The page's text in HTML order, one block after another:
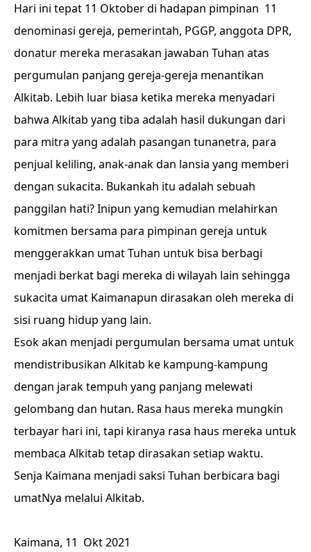
Hari ini tepat 11 Oktober di hadapan pimpinan 11
denominasi gereja, pemerintah, PGGP, anggota DPR,
donatur mereka merasakan jawaban Tuhan atas
pergumulan panjang gereja-gereja menantikan
Alkitab. Lebih luar biasa ketika mereka menyadari
bahwa Alkitab yang tiba adalah hasil dukungan dari
para mitra yang adalah pasangan tunanetra, para
penjual keliling, anak-anak dan lansia yang memberi
dengan sukacita. Bukankah itu adalah sebuah
panggilan hati? Inipun yang kemudian melahirkan
komitmen bersama para pimpinan gereja untuk
menggerakkan umat Tuhan untuk bisa berbagi
menjadi berkat bagi mereka di wilayah lain sehingga
sukacita umat Kaimanapun dirasakan oleh mereka di
sisi ruang hidup yang lain.
Esok akan menjadi pergumulan bersama umat untuk
mendistribusikan Alkitab ke kampung-kampung
dengan jarak tempuh yang panjang melewati
gelombang dan hutan. Rasa haus mereka mungkin
terbayar hari ini, tapi kiranya rasa haus mereka untuk
membaca Alkitab tetap dirasakan setiap waktu.
Senja Kaimana menjadi saksi Tuhan berbicara bagi
umatNya melalui Alkitab.
Kaimana, 11 Okt 2021